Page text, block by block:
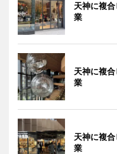
天神に複
業
天神に複
業
天神に複
業